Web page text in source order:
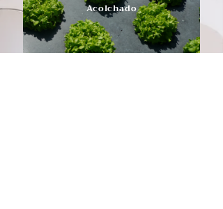
Acolchado